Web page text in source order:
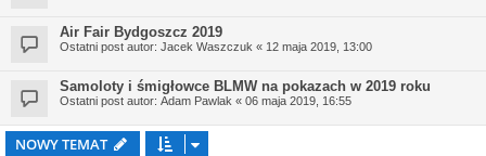
Air Fair Bydgoszcz 2019
Ostatni post autor: Jacek Waszczuk « 12 maja 2019, 13:00
Samoloty i śmigłowce BLMW na pokazach w 2019 roku
Ostatni post autor: Adam Pawlak « 06 maja 2019, 16:55
NOWY TEMAT